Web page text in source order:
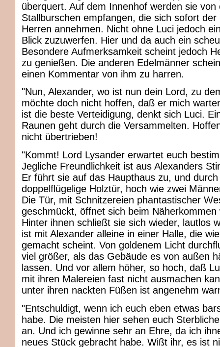
überquert. Auf dem Innenhof werden sie von
Stallburschen empfangen, die sich sofort der
Herren annehmen. Nicht ohne Luci jedoch
Blick zuzuwerfen. Hier und da auch ein
Besondere Aufmerksamkeit scheint jedoch
zu genießen. Die anderen Edelmänner
einen Kommentar von ihm zu harren.
"Nun, Alexander, wo ist nun dein Lord, zu
möchte doch nicht hoffen, daß er mich
ist die beste Verteidigung, denkt sich Luci.
Raunen geht durch die Versammelten.
nicht übertrieben!
"Kommt! Lord Lysander erwartet euch
Jegliche Freundlichkeit ist aus Alexanders
Er führt sie auf das Haupthaus zu, und durch
doppelflügelige Holztür, hoch wie zwei
Die Tür, mit Schnitzereien phantastischer
geschmückt, öffnet sich beim Näherkommen
Hinter ihnen schließt sie sich wieder, lautlos
ist mit Alexander alleine in einer Halle, die
gemacht scheint. Von goldenem Licht
viel größer, als das Gebäude es von außen
lassen. Und vor allem höher, so hoch, daß
mit ihren Malereien fast nicht ausmachen
unter ihren nackten Füßen ist angenehm
"Entschuldigt, wenn ich euch eben etwas
habe. Die meisten hier sehen euch
an. Und ich gewinne sehr an Ehre, da ich
neues Stück gebracht habe. Wißt ihr, es ist